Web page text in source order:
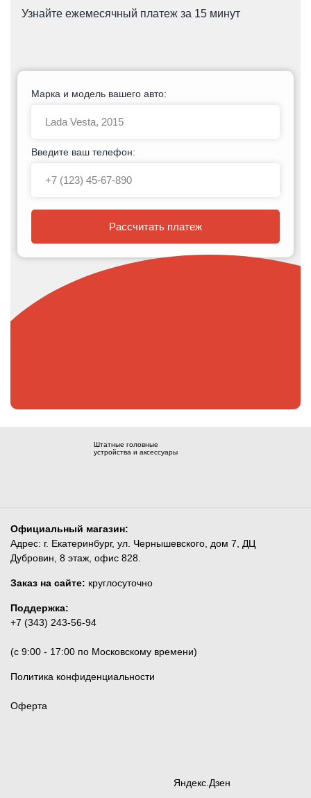
Узнайте ежемесячный платеж за 15 минут
Марка и модель вашего авто:
Введите ваш телефон:
Рассчитать платеж
Штатные головные
устройства и аксессуары
Официальный магазин:
Адрес: г. Екатеринбург, ул. Чернышевского, дом 7, ДЦ
Дубровин, 8 этаж, офис 828.
Заказ на сайте: круглосуточно
Поддержка:
+7 (343) 243-56-94
(c 9:00 - 17:00 по Московскому времени)
Политика конфиденциальности
Оферта
Яндекс.Дзен